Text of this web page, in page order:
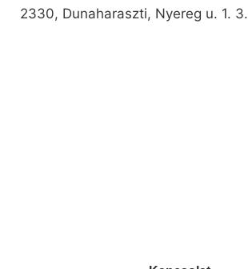
2330, Dunaharaszti, Nyereg u. 1. 3.